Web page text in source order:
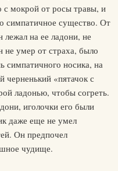
с мокрой от росы травы, и
симпатичное существо. От
на ее ладони, не
не умер от страха, было
симпатичного носика, на
черненький «пятачок с
ладонью, чтобы согреть.
иголочки его были
даже еще не умел
Он предпочел
чудище.